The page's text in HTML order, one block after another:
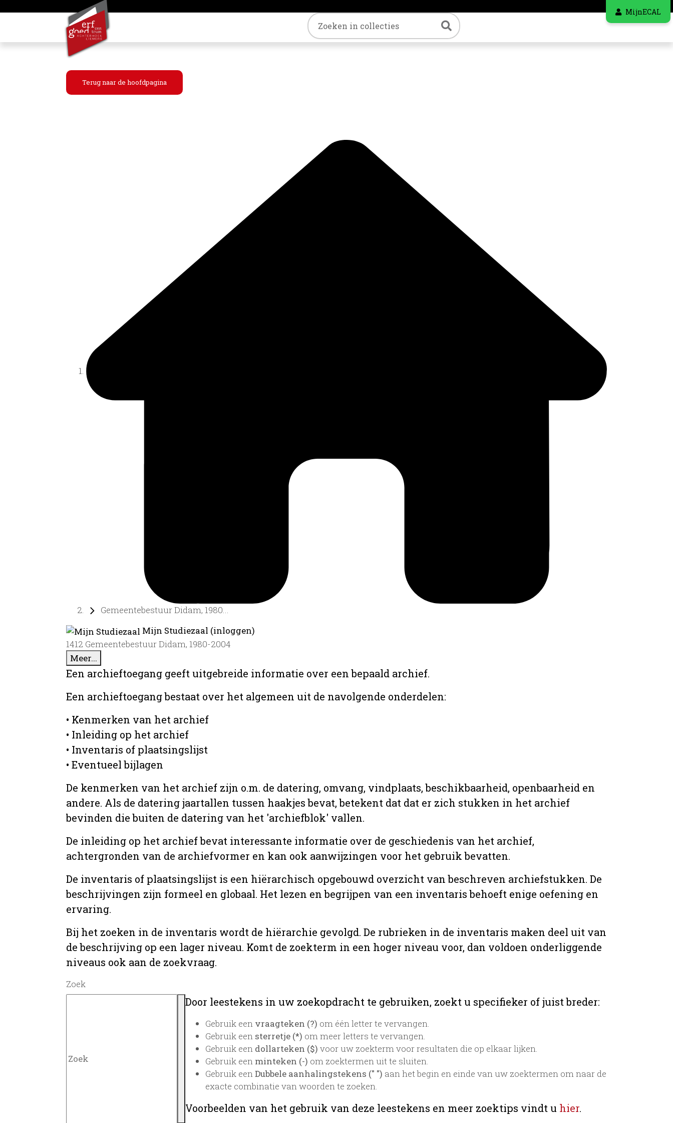
MijnECAL
Trefwoord Zoeken
Terug naar de hoofdpagina
Gemeentebestuur Didam, 1980...
Mijn Studiezaal (inloggen)
1412 Gemeentebestuur Didam, 1980-2004
Meer...
Een archieftoegang geeft uitgebreide informatie over een bepaald archief.
Een archieftoegang bestaat over het algemeen uit de navolgende onderdelen:
• Kenmerken van het archief
• Inleiding op het archief
• Inventaris of plaatsingslijst
• Eventueel bijlagen
De kenmerken van het archief zijn o.m. de datering, omvang, vindplaats, beschikbaarheid, openbaarheid en
andere. Als de datering jaartallen tussen haakjes bevat, betekent dat dat er zich stukken in het archief
bevinden die buiten de datering van het 'archiefblok' vallen.
De inleiding op het archief bevat interessante informatie over de geschiedenis van het archief,
achtergronden van de archiefvormer en kan ook aanwijzingen voor het gebruik bevatten.
De inventaris of plaatsingslijst is een hiërarchisch opgebouwd overzicht van beschreven archiefstukken. De
beschrijvingen zijn formeel en globaal. Het lezen en begrijpen van een inventaris behoeft enige oefening en
ervaring.
Bij het zoeken in de inventaris wordt de hiërarchie gevolgd. De rubrieken in de inventaris maken deel uit van
de beschrijving op een lager niveau. Komt de zoekterm in een hoger niveau voor, dan voldoen onderliggende
niveaus ook aan de zoekvraag.
Zoek
Door leestekens in uw zoekopdracht te gebruiken, zoekt u specifieker of juist breder:
Gebruik een vraagteken (?) om één letter te vervangen.
Gebruik een sterretje (*) om meer letters te vervangen.
Gebruik een dollarteken ($) voor uw zoekterm voor resultaten die op elkaar lijken.
Gebruik een minteken (-) om zoektermen uit te sluiten.
Gebruik eenDubbele aanhalingstekens (" ") aan het begin en einde van uw zoektermen om naar de
exacte combinatie van woorden te zoeken.
Voorbeelden van het gebruik van deze leestekens en meer zoektips vindt u hier.